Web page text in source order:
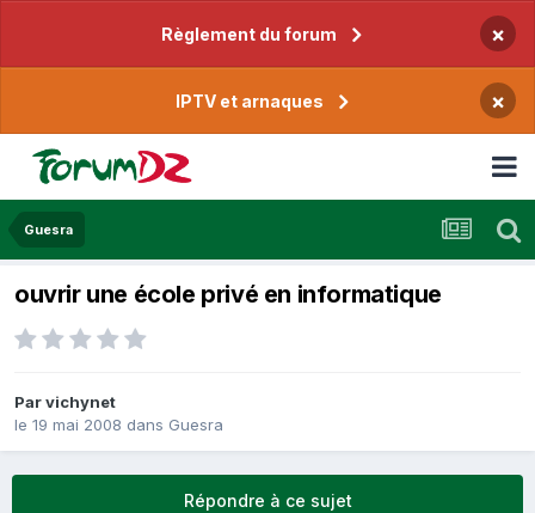
Règlement du forum ×
IPTV et arnaques ×
Guesra
ouvrir une école privé en informatique
Parvichynet
le 19 mai 2008 dans Guesra
Répondre à ce sujet